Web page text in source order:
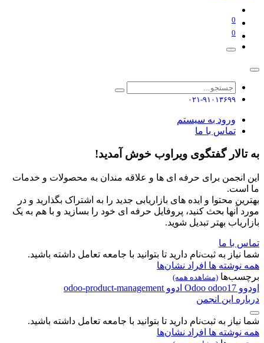
0
0
۰۲۱-۹۱۰۱۳۶۹۹
ورود به سیستم
تماس با ما
به تالار گفتگوی ویراوب خوش آمدید!
این انجمن برای حرفه ای ها و علاقه مندان به محصولات و خدمات
ما است.
بهترین محتوا و ایده های بازاریابی جدید را به اشتراک بگذارید و در
مورد آنها بحث کنید، پروفایل حرفه ای خود را بسازید و با هم به یک
بازاریاب بهتر تبدیل شوید.
تماس با ما
شما نیاز به ثبت‌نام دارید تا بتوانید با جامعه تعامل داشته باشید.
همه نوشته ها افراد نشان‌ها
برچسب‌ها (مشاهده همه)
اودوو Odoo odoo17 ادوو odoo-product-management
درباره این انجمن
شما نیاز به ثبت‌نام دارید تا بتوانید با جامعه تعامل داشته باشید.
همه نوشته ها افراد نشان‌ها